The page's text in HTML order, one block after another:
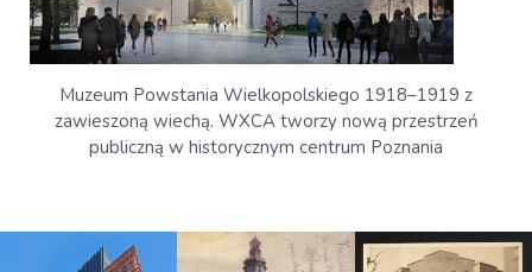
Muzeum Powstania Wielkopolskiego 1918–1919 z
zawieszoną wiechą. WXCA tworzy nową przestrzeń
publiczną w historycznym centrum Poznania